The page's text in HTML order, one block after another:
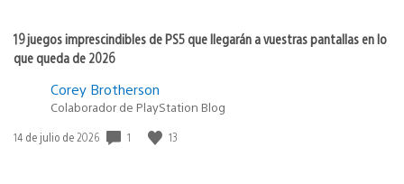
19 juegos imprescindibles de PS5 que llegarán a vuestras pantallas en lo
que queda de 2026
Corey Brotherson
Colaborador de PlayStation Blog
Fecha
14 de julio de 2026 1 13